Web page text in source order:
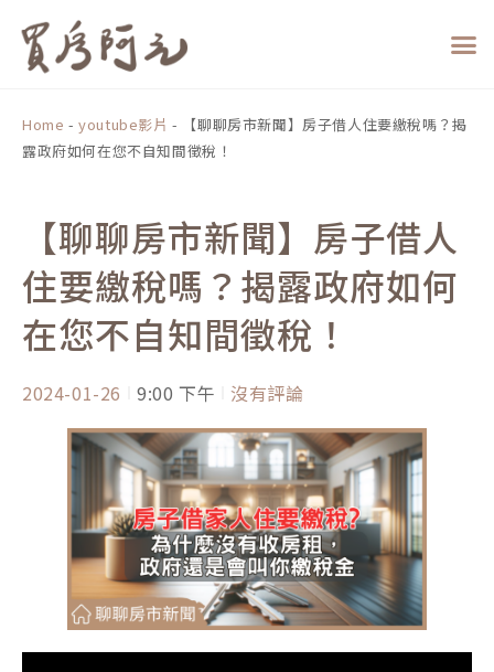
Home -youtube影片 -
【聊聊房市新聞】房子借人住要繳稅嗎？揭
露政府如何在您不自知間徵稅！
【聊聊房市新聞】房子借人
住要繳稅嗎？揭露政府如何
在您不自知間徵稅！
2024-01-26 9:00 下午 沒有評論